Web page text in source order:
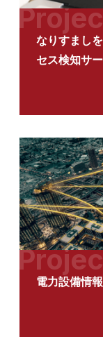
なりすまし
セス検知サ
電力設備情